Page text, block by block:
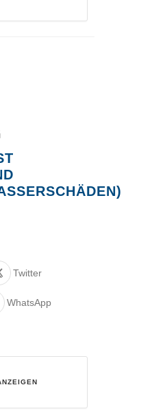
Twitter
WhatsApp